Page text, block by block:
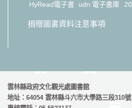
HyRead電子書
udn 電子書庫
捐贈圖書資料注意事項
雲林縣政府文化觀光處圖書館
地址：64054 雲林縣斗六市大學路三段310